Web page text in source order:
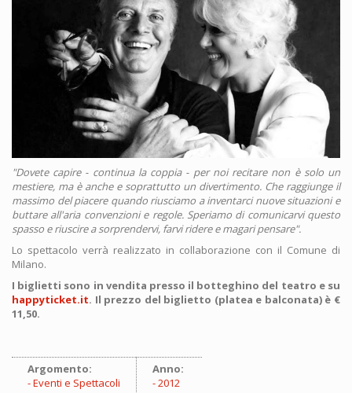
"Dovete capire - continua la coppia - per noi recitare non è solo un
mestiere, ma è anche e soprattutto un divertimento. Che raggiunge il
massimo del piacere quando riusciamo a inventarci nuove situazioni e
buttare all'aria convenzioni e regole. Speriamo di comunicarvi questo
spasso e riuscire a sorprendervi, farvi ridere e magari pensare".
Lo spettacolo verrà realizzato in collaborazione con il Comune di
Milano.
I biglietti sono in vendita presso il botteghino del teatro e su
happyticket.it. Il prezzo del biglietto (platea e balconata) è €
11,50.
Argomento:
Eventi e Spettacoli
Anno:
2012